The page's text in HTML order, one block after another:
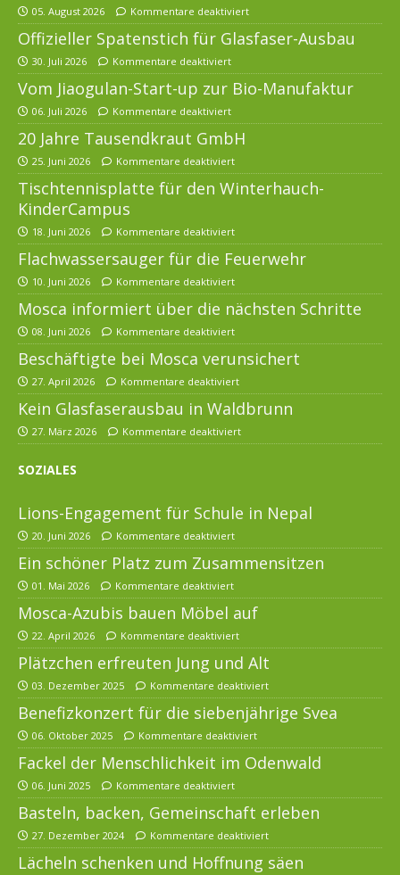
05. August 2026 Kommentare deaktiviert
Offizieller Spatenstich für Glasfaser-Ausbau
30. Juli 2026 Kommentare deaktiviert
Vom Jiaogulan-Start-up zur Bio-Manufaktur
06. Juli 2026 Kommentare deaktiviert
20 Jahre Tausendkraut GmbH
25. Juni 2026 Kommentare deaktiviert
Tischtennisplatte für den Winterhauch-
KinderCampus
18. Juni 2026 Kommentare deaktiviert
Flachwassersauger für die Feuerwehr
10. Juni 2026 Kommentare deaktiviert
Mosca informiert über die nächsten Schritte
08. Juni 2026 Kommentare deaktiviert
Beschäftigte bei Mosca verunsichert
27. April 2026 Kommentare deaktiviert
Kein Glasfaserausbau in Waldbrunn
27. März 2026 Kommentare deaktiviert
SOZIALES
Lions-Engagement für Schule in Nepal
20. Juni 2026 Kommentare deaktiviert
Ein schöner Platz zum Zusammensitzen
01. Mai 2026 Kommentare deaktiviert
Mosca-Azubis bauen Möbel auf
22. April 2026 Kommentare deaktiviert
Plätzchen erfreuten Jung und Alt
03. Dezember 2025 Kommentare deaktiviert
Benefizkonzert für die siebenjährige Svea
06. Oktober 2025 Kommentare deaktiviert
Fackel der Menschlichkeit im Odenwald
06. Juni 2025 Kommentare deaktiviert
Basteln, backen, Gemeinschaft erleben
27. Dezember 2024 Kommentare deaktiviert
Lächeln schenken und Hoffnung säen